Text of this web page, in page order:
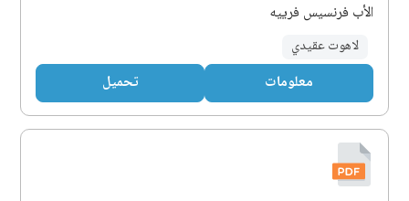
الأب فرنسيس فرييه
لاهوت عقيدي
معلومات تحميل